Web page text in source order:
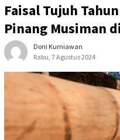
Faisal Tujuh
Pinang Musiman
Doni Kurniawan
Rabu, 7 Agustus 2024